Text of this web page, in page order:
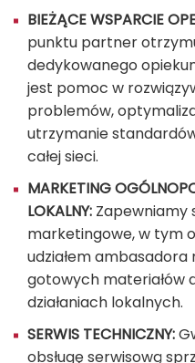
BIEŻĄCE WSPARCIE
punktu partner
dedykowanego
jest pomoc w
problemów,
utrzymanie
całej sieci.
MARKETING
LOKALNY: Zapewniamy
marketingowe, w tym
udziałem
gotowych materiałów
działaniach lokalnych.
SERWIS TECHNICZNY:
obsługę serwisową